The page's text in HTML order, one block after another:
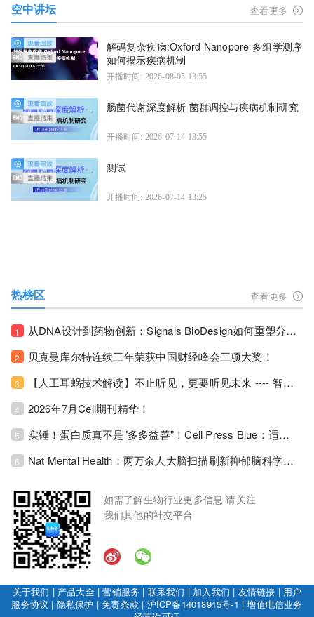
空中讲坛 查看更多
解码复杂疾病:Oxford Nanopore 多组学测序
如何揭示疾病机制
开播时间: 2026-08-05 13:55
肠菌代谢深度解析 菌群调控与疾病机制研究
开播时间: 2026-07-14 13:55
测试
开播时间: 2026-07-14 13:25
热榜区 查看更多
1 从DNA设计到药物创新：Signals BioDesign如何重塑分子生物学研发生态！
2 贝克曼库尔特连续三年荣获中国财经峰会三项大奖！
3 【人工耳蜗技术解读】不止听见，更要听见未来 ---- 智能耳蜗，开启人工耳蜗技术新纪元！
4 2026年7月Cell期刊精华！
5 实锤！蛋白质真不是"多多益善"！Cell Press Blue：适度限蛋白，反而拉长健康寿命！
6 Nat Mental Health：两万余人大脑扫描刷新抑郁脑科学认知！抑郁不只是情绪病，视觉、运动脑区同步受损！
如需了解生物行业更多信息 请关注
我们其他的社交平台
关于我们 | 产品大全|营销服务 | 联系我们 | 加入我们 | 友情链接 | 用户
服务协议 | 隐私保护 |免责条款 | 沪ICP备14018915号-1 |增值电信业务